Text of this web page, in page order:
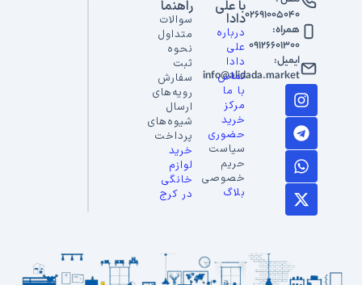
02691005040
همراه:
09126601300
ایمیل:
info@alidada.market
با علی
دادا
درباره
علی
دادا
تماس
با ما
مرکز
خرید
حضوری
سیاست
حریم
خصوصی
بلاگ
راهنما
سوالات
متداول
نحوه
ثبت
سفارش
رویه‌های
ارسال
شیوه‌های
پرداخت
خرید
لوازم
خانگی
در کرج